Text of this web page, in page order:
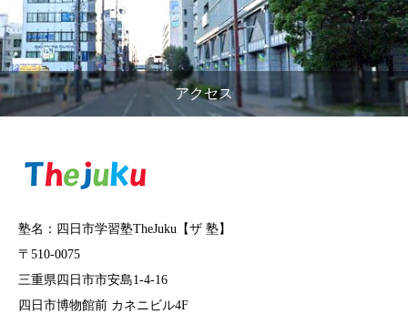
アクセス
塾名：四日市学習塾TheJuku【ザ 塾】
〒510-0075
三重県四日市市安島1-4-16
四日市博物館前 カネニビル4F